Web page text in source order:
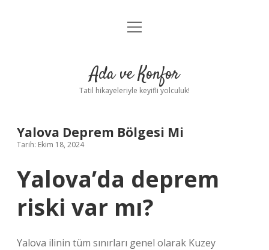
Anasayfa
Yasal Uyarı
menüyü
Ada ve Konfor
Tatil hikayeleriyle keyifli yolculuk!
Yalova Deprem Bölgesi Mi
Tarih: Ekim 18, 2024
Yalova’da deprem
riski var mı?
Yalova ilinin tüm sınırları genel olarak Kuzey